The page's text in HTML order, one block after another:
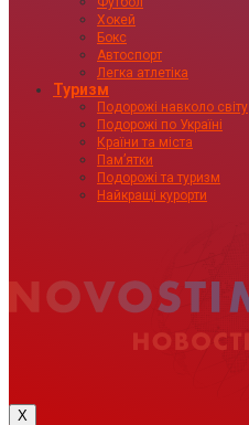
Хокей
Бокс
Автоспорт
Легка атлетіка
Туризм
Подорожі навколо світу
Подорожі по Україні
Країни та міста
Пам’ятки
Подорожі та туризм
Найкращі курорти
X